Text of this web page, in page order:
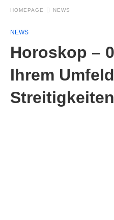
HOMEPAGE NEWS
NEWS
Horoskop –
Ihrem